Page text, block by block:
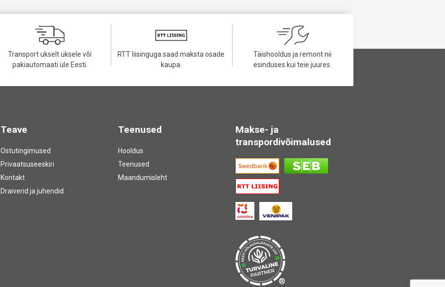
Transport ukselt uksele või
pakiautomaati üle Eesti.
RTT liisinguga saad maksta osade
kaupa.
Täishooldus ja remont nii
esinduses kui teie juures.
Teave
Ostutingimused
Privaatsuseeskiri
Kontakt
Draiverid ja juhendid
Teenused
Hooldus
Teenused
Maandumisleht
Makse- ja
transpordivõimalused
®